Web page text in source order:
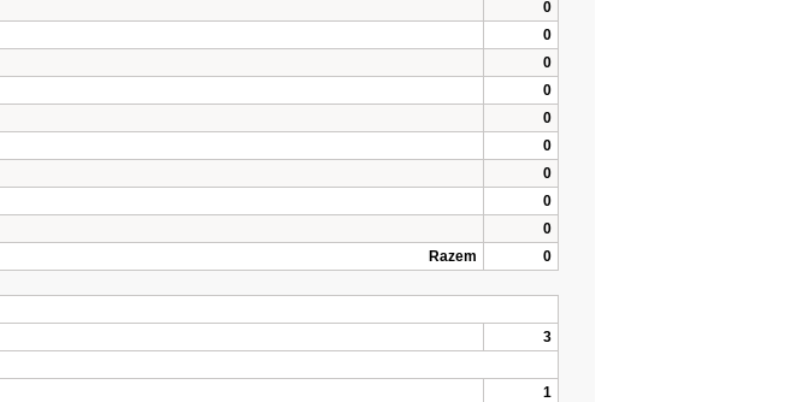
0
0
0
0
0
0
0
0
0
Razem
0
3
1